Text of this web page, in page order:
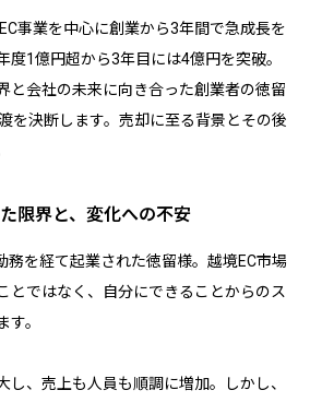
事業を中心に創業から3年間で急成長を
度1億円超から3年目には4億円を突破。
と会社の未来に向き合った創業者の徳留
を決断します。売却に至る背景とその後
限界と、変化への不安
務を経て起業された徳留様。越境EC市場
とではなく、自分にできることからのス
。
し、売上も人員も順調に増加。しかし、